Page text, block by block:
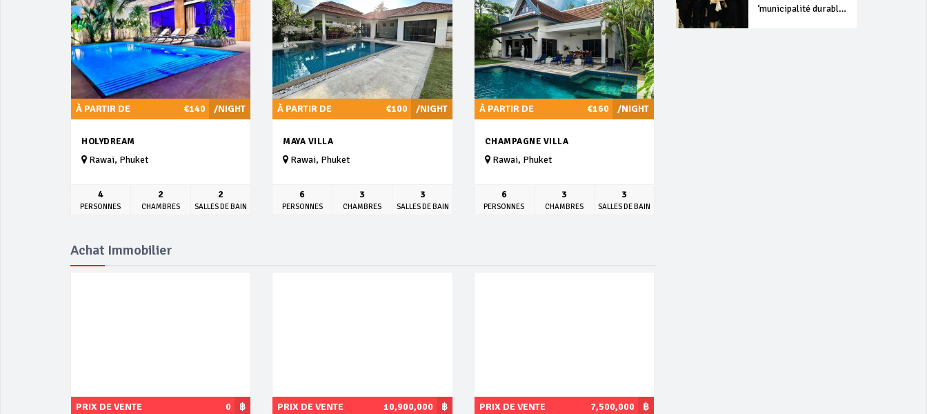
‘municipalité durable’
/NIGHT
À PARTIR DE €140
HOLYDREAM
Rawai, Phuket
4
PERSONNES
2
CHAMBRES
2
SALLES DE BAIN
/NIGHT
À PARTIR DE €100
MAYA VILLA
Rawai, Phuket
6
PERSONNES
3
CHAMBRES
3
SALLES DE BAIN
/NIGHT
À PARTIR DE €160
CHAMPAGNE VILLA
Rawai, Phuket
6
PERSONNES
3
CHAMBRES
3
SALLES DE BAIN
Achat Immobilier
฿
PRIX DE VENTE 0 ฿
PRIX DE VENTE 10,900,000 ฿
PRIX DE VENTE 7,500,000